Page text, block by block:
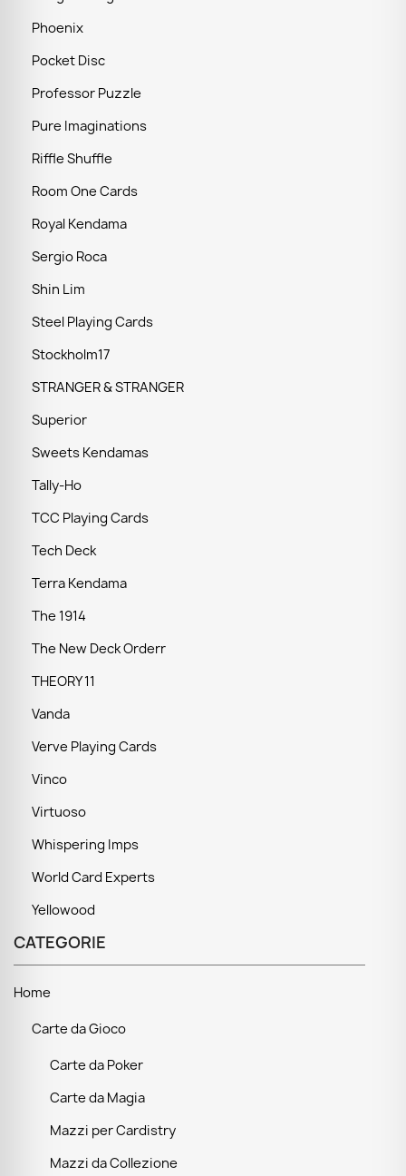
Phoenix
Pocket Disc
Professor Puzzle
Pure Imaginations
Riffle Shuffle
Room One Cards
Royal Kendama
Sergio Roca
Shin Lim
Steel Playing Cards
Stockholm17
STRANGER & STRANGER
Superior
Sweets Kendamas
Tally-Ho
TCC Playing Cards
Tech Deck
Terra Kendama
The 1914
The New Deck Orderr
THEORY 11
Vanda
Verve Playing Cards
Vinco
Virtuoso
Whispering Imps
World Card Experts
Yellowood
CATEGORIE
Home
Carte da Gioco
Carte da Poker
Carte da Magia
Mazzi per Cardistry
Mazzi da Collezione